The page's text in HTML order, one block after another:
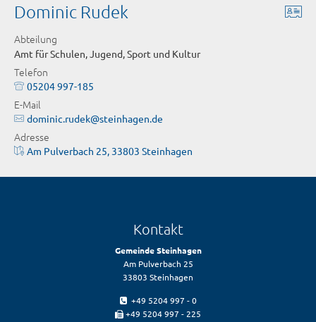
Dominic Rudek
Abteilung
Amt für Schulen, Jugend, Sport und Kultur
Telefon
05204 997-185
E-Mail
dominic.rudek@steinhagen.de
Adresse
Am Pulverbach 25, 33803 Steinhagen
Kontakt
Gemeinde Steinhagen
Am Pulverbach 25
33803 Steinhagen
+49 5204 997 - 0
+49 5204 997 - 225